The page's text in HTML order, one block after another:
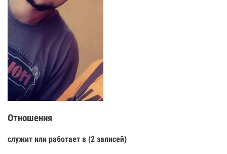
Отношения
служит или работает в (2 записей)